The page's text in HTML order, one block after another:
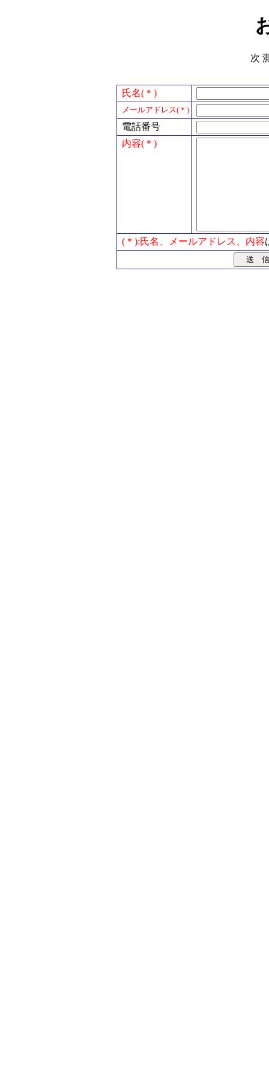
次
氏名(＊)
メールアドレス(＊)
電話番号
内容(＊)
(＊):氏名、メールアドレス、内容